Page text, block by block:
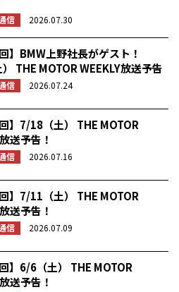
信 2026.07.30
】BMW上野社長がゲスト！
THE MOTOR WEEKLY放送予告
信 2026.07.24
】7/18（土） THE MOTOR
送予告！
信 2026.07.16
】7/11（土） THE MOTOR
送予告！
信 2026.07.09
】6/6（土） THE MOTOR
送予告！